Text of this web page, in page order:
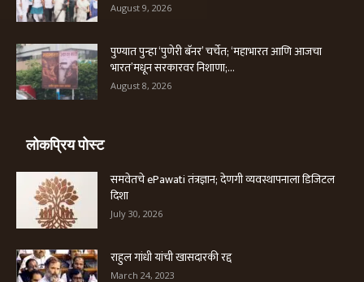
August 9, 2026
पुण्यात पुन्हा ‘पुणेरी बॅनर’ चर्चेत; ‘महाभारत आणि आजचा
भारत’मधून सरकारवर निशाणा;...
August 8, 2026
लोकप्रिय पोस्ट
समवेतचे ePawati तंत्रज्ञान; देणगी व्यवस्थापनाला डिजिटल
दिशा
July 30, 2026
राहुल गांधी यांची खासदारकी रद्द
March 24, 2023